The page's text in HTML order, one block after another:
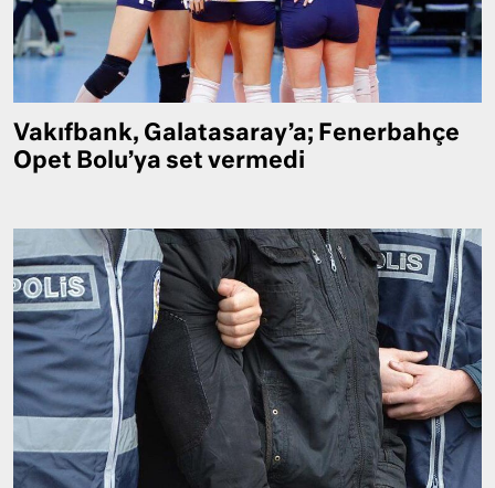
Vakıfbank, Galatasaray’a; Fenerbahçe
Opet Bolu’ya set vermedi